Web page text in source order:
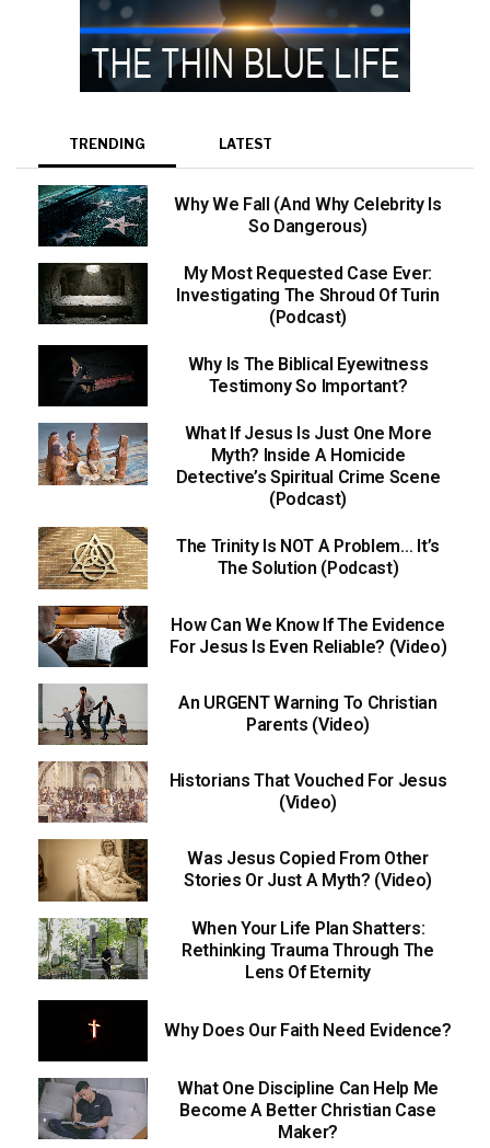
TRENDING LATEST
Why We Fall (And Why Celebrity Is
So Dangerous)
My Most Requested Case Ever:
Investigating The Shroud Of Turin
(Podcast)
Why Is The Biblical Eyewitness
Testimony So Important?
What If Jesus Is Just One More
Myth? Inside A Homicide
Detective’s Spiritual Crime Scene
(Podcast)
The Trinity Is NOT A Problem… It’s
The Solution (Podcast)
How Can We Know If The Evidence
For Jesus Is Even Reliable? (Video)
An URGENT Warning To Christian
Parents (Video)
Historians That Vouched For Jesus
(Video)
Was Jesus Copied From Other
Stories Or Just A Myth? (Video)
When Your Life Plan Shatters:
Rethinking Trauma Through The
Lens Of Eternity
Why Does Our Faith Need Evidence?
What One Discipline Can Help Me
Become A Better Christian Case
Maker?